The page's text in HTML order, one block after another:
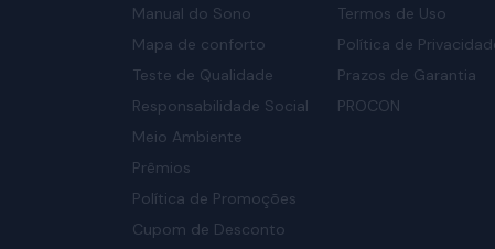
Manual do Sono
Mapa de conforto
Teste de Qualidade
Responsabilidade Social
Meio Ambiente
Prêmios
Política de Promoções
Cupom de Desconto
Termos de Uso
Política de
Prazos de Garantia
PROCON